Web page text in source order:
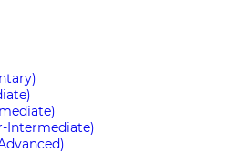
Intermediate)